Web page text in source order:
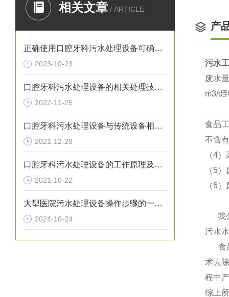
相关文章 / ARTICLE
正确使用口腔牙科污水处理设备可确保处理效果
2023-10-23
口腔牙科污水处理设备的相关处理技术介绍
2022-11-25
口腔牙科污水处理设备与传统设备相比的优势介绍
2021-12-28
口腔牙科污水处理设备的工作原理及出故障时需采取的措施介绍
2021-10-22
大型医院污水处理设备操作步骤的一般指南
2024-10-24
产
污水
废水
m3/d
食品
不含
（4
（5
（6
我公
污水
食品
术去
程中
综上